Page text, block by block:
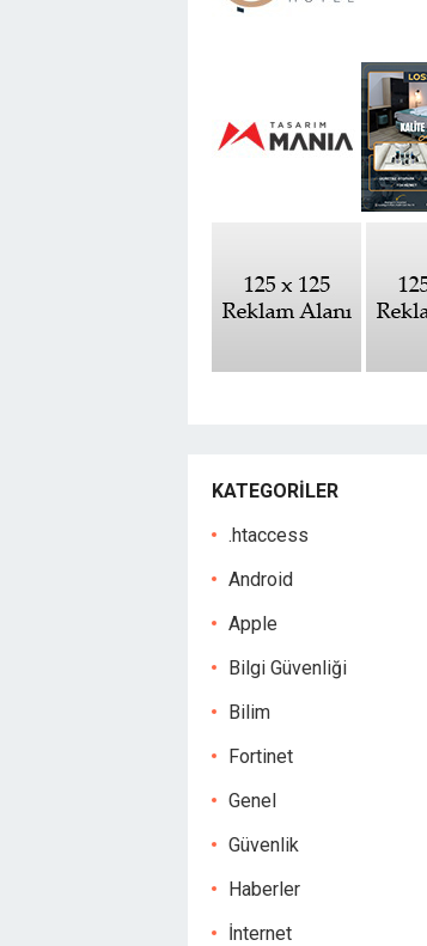
KATEGORILER
.htaccess
Android
Apple
Bilgi Güvenliği
Bilim
Fortinet
Genel
Güvenlik
Haberler
İnternet